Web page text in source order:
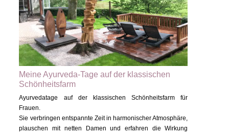
Meine Ayurveda-Tage auf der klassischen
Schönheitsfarm
Ayurvedatage auf der klassischen Schönheitsfarm für
Frauen.
Sie verbringen entspannte Zeit in harmonischer Atmosphäre,
plauschen mit netten Damen und erfahren die Wirkung